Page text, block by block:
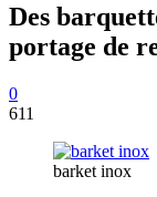
Des
portage de
0
611
barket inox